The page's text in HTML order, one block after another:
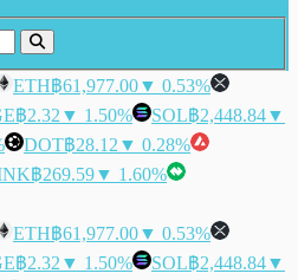
ETH฿61,977.00▼ 0.53%
฿2.32 ▼ 1.50% SOL฿2,448.84▼
DOT฿28.12 ▼ 0.28%
฿269.59▼ 1.60%
ETH฿61,977.00▼ 0.53%
฿2.32 ▼ 1.50% SOL฿2,448.84▼